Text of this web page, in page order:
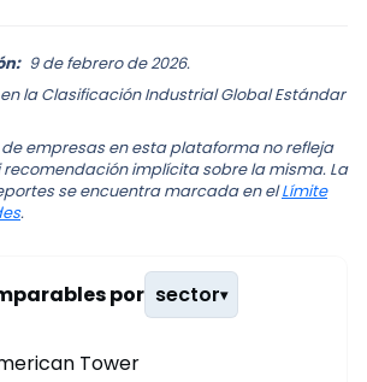
9 de febrero de 2026.
la Clasificación Industrial Global Estándar
de empresas en esta plataforma no refleja
implícita sobre la misma. La
se encuentra marcada en elLímite
.
por sector▾
Tower